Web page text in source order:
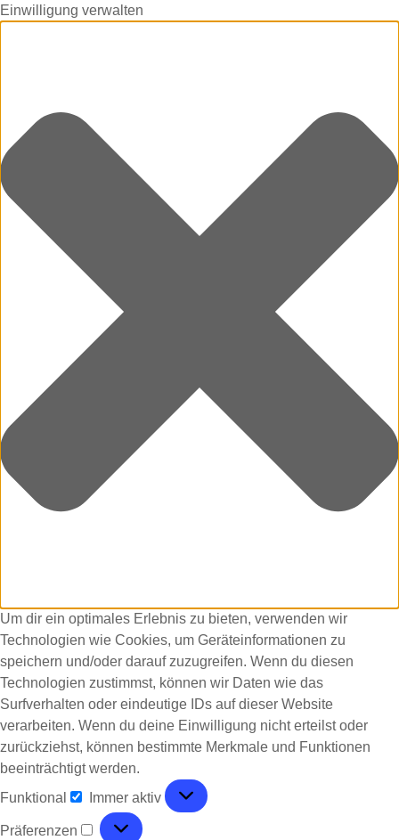
Einwilligung verwalten
Um dir ein optimales Erlebnis zu bieten, verwenden wir
Technologien wie Cookies, um Geräteinformationen zu
speichern und/oder darauf zuzugreifen. Wenn du diesen
Technologien zustimmst, können wir Daten wie das
Surfverhalten oder eindeutige IDs auf dieser Website
verarbeiten. Wenn du deine Einwilligung nicht erteilst oder
zurückziehst, können bestimmte Merkmale und Funktionen
beeinträchtigt werden.
Funktional
Immer aktiv
Präferenzen